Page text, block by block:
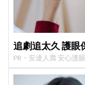
追劇追太久 護眼
PR・安達人壽 安心護眼